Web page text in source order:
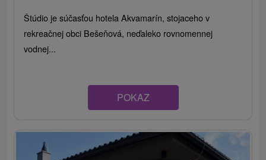
Štúdio je súčasťou hotela Akvamarín, stojaceho v
rekreačnej obci Bešeňová, neďaleko rovnomennej
vodnej...
POKAZ